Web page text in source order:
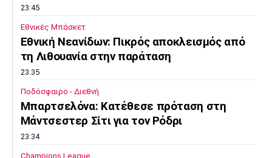
23:45
Εθνικές Μπάσκετ
Εθνική Νεανίδων: Πικρός αποκλεισμός από
τη Λιθουανία στην παράταση
23:35
Ποδόσφαιρο - Διεθνή
Μπαρτσελόνα: Κατέθεσε πρόταση στη
Μάντσεστερ Σίτι για τον Ρόδρι
23:34
Champions League